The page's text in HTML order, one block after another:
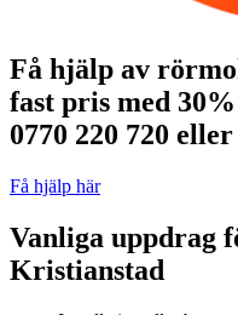
Få hjälp av
fast pris med
0770 220 720
Få hjälp här
Vanliga uppdrag
Kristianstad